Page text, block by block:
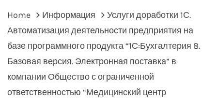
Home Информация
Услуги доработки 1С.
Автоматизация деятельности предприятия на
базе программного продукта “1С:Бухгалтерия 8.
Базовая версия. Электронная поставка” в
компании Общество с ограниченной
ответственностью “Медицинский центр